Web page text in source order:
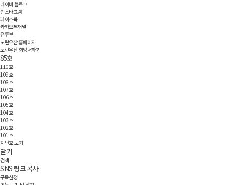
네이버 블로그
인스타그램
페이스북
카카오톡채널
유튜브
노란우산 홈페이지
노란우산 희망더하기
85호
110호
109호
108호
107호
106호
105호
104호
103호
102호
101호
지난호 보기
닫기
검색
SNS 링크 복사
구독신청